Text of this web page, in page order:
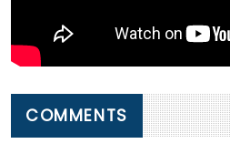
COMMENTS